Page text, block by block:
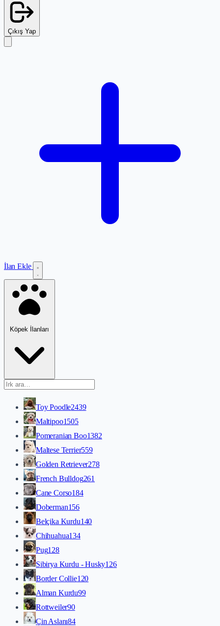
Çıkış Yap
İlan Ekle
Köpek İlanları
Toy Poodle2439
Maltipoo1505
Pomeranian Boo1382
Maltese Terrier559
Golden Retriever278
French Bulldog261
Cane Corso184
Doberman156
Belçika Kurdu140
Chihuahua134
Pug128
Sibirya Kurdu - Husky126
Border Collie120
Alman Kurdu99
Rottweiler90
Çin Aslanı84